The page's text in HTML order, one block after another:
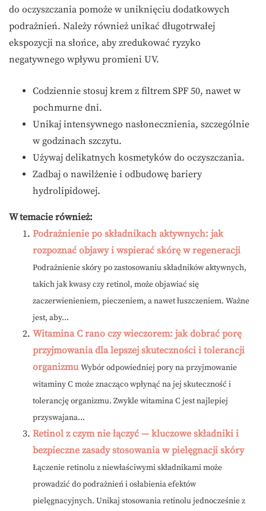
do oczyszczania pomoże w uniknięciu dodatkowych
podrażnień. Należy również unikać długotrwałej
ekspozycji na słońce, aby zredukować ryzyko
negatywnego wpływu promieni UV.
Codziennie stosuj krem z filtrem SPF 50, nawet w
pochmurne dni.
Unikaj intensywnego nasłonecznienia, szczególnie
w godzinach szczytu.
Używaj delikatnych kosmetyków do oczyszczania.
Zadbaj o nawilżenie i odbudowę bariery
hydrolipidowej.
W temacie również:
Podrażnienie po składnikach aktywnych: jak
rozpoznać objawy i wspierać skórę w regeneracji
Podrażnienie skóry po zastosowaniu składników aktywnych,
takich jak kwasy czy retinol, może objawiać się
zaczerwienieniem, pieczeniem, a nawet łuszczeniem. Ważne
jest, aby...
Witamina C rano czy wieczorem: jak dobrać porę
przyjmowania dla lepszej skuteczności i tolerancji
organizmu Wybór odpowiedniej pory na przyjmowanie
witaminy C może znacząco wpłynąć na jej skuteczność i
tolerancję organizmu. Zwykle witamina C jest najlepiej
przyswajana...
Retinol z czym nie łączyć — kluczowe składniki i
bezpieczne zasady stosowania w pielęgnacji skóry
Łączenie retinolu z niewłaściwymi składnikami może
prowadzić do podrażnień i osłabienia efektów
pielęgnacyjnych. Unikaj stosowania retinolu jednocześnie z